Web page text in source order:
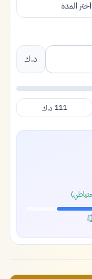
اختر المدة
د.ك
111 د.ك